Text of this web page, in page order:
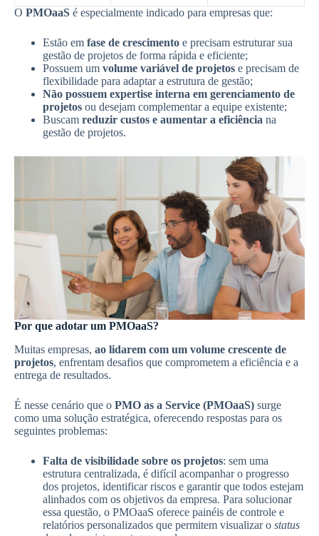
O PMOaaS é especialmente indicado para empresas que:
Estão em fase de crescimento e precisam estruturar sua
gestão de projetos de forma rápida e eficiente;
Possuem um volume variável de projetos e precisam de
flexibilidade para adaptar a estrutura de gestão;
Não possuem expertise interna em gerenciamento de
projetos ou desejam complementar a equipe existente;
Buscam reduzir custos e aumentar a eficiência na
gestão de projetos.
Por que adotar um PMOaaS?
Muitas empresas, ao lidarem com um volume crescente de
projetos, enfrentam desafios que comprometem a eficiência e a
entrega de resultados.
É nesse cenário que o PMO as a Service (PMOaaS) surge
como uma solução estratégica, oferecendo respostas para os
seguintes problemas:
Falta de visibilidade sobre os projetos: sem uma
estrutura centralizada, é difícil acompanhar o progresso
dos projetos, identificar riscos e garantir que todos estejam
alinhados com os objetivos da empresa. Para solucionar
essa questão, o PMOaaS oferece painéis de controle e
relatórios personalizados que permitem visualizar o status